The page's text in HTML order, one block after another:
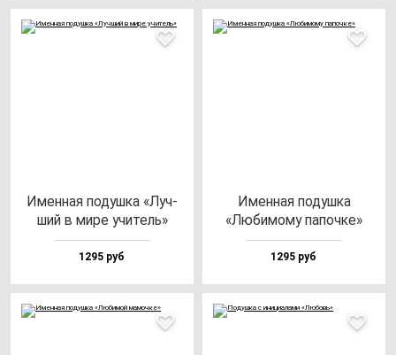
Имен­ная по­душ­ка «Луч­
ший в ми­ре учи­тель»
1295 руб
Имен­ная по­душ­ка
«Люби­мо­му па­поч­ке»
1295 руб